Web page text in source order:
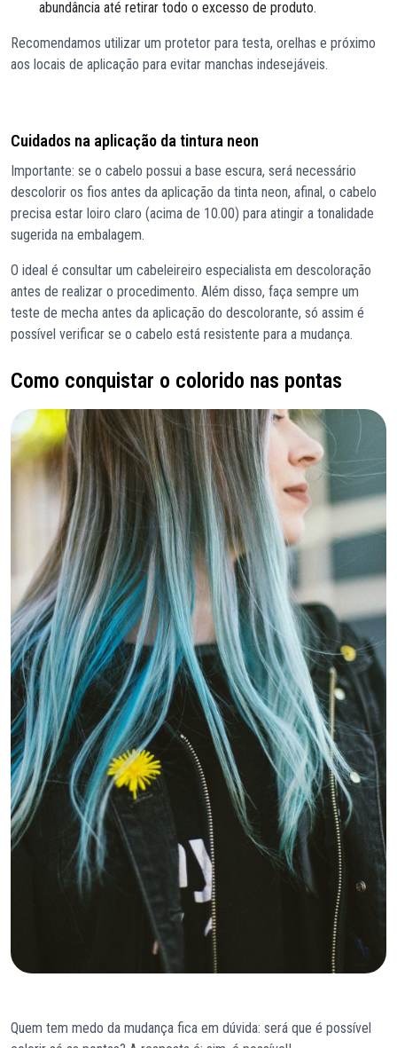
abundância até retirar todo o excesso de produto.
Recomendamos utilizar um protetor para testa, orelhas e próximo
aos locais de aplicação para evitar manchas indesejáveis.
Cuidados na aplicação da tintura neon
Importante: se o cabelo possui a base escura, será necessário
descolorir os fios antes da aplicação da tinta neon, afinal, o cabelo
precisa estar loiro claro (acima de 10.00) para atingir a tonalidade
sugerida na embalagem.
O ideal é consultar um cabeleireiro especialista em descoloração
antes de realizar o procedimento. Além disso, faça sempre um
teste de mecha antes da aplicação do descolorante, só assim é
possível verificar se o cabelo está resistente para a mudança.
Como conquistar o colorido nas pontas
Quem tem medo da mudança fica em dúvida: será que é possível